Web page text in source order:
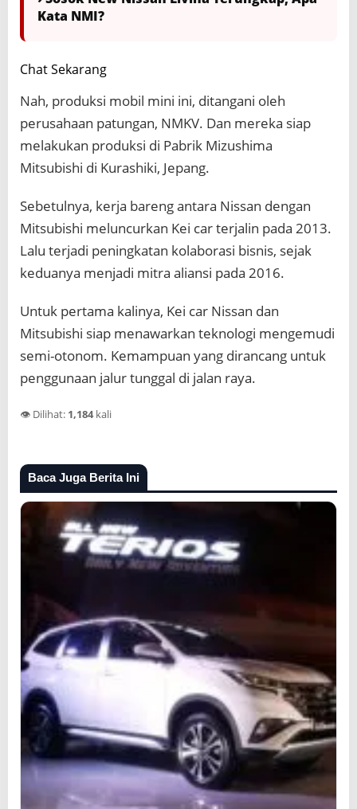
Kata NMI?
Chat Sekarang
Nah, produksi mobil mini ini, ditangani oleh
perusahaan patungan, NMKV. Dan mereka siap
melakukan produksi di Pabrik Mizushima
Mitsubishi di Kurashiki, Jepang.
Sebetulnya, kerja bareng antara Nissan dengan
Mitsubishi meluncurkan Kei car terjalin pada 2013.
Lalu terjadi peningkatan kolaborasi bisnis, sejak
keduanya menjadi mitra aliansi pada 2016.
Untuk pertama kalinya, Kei car Nissan dan
Mitsubishi siap menawarkan teknologi mengemudi
semi-otonom. Kemampuan yang dirancang untuk
penggunaan jalur tunggal di jalan raya.
👁️ Dilihat: 1,184kali
Baca Juga Berita Ini